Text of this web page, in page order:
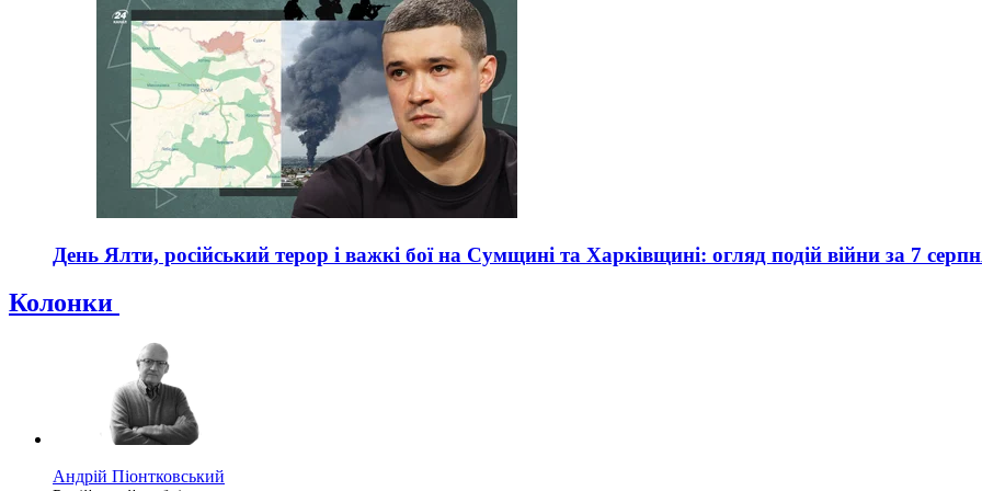
День Ялти, російський терор і важкі бої на Сумщині та Харківщині: огляд подій війни за 7
Колонки
Андрій Піонтковський